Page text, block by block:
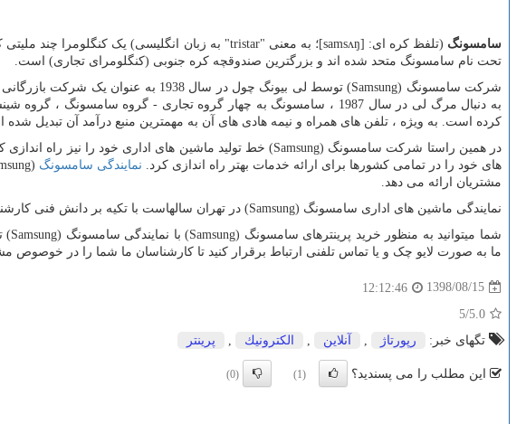
سامسونگ (تلفظ کره ای: [samsʌŋ]؛ به معنی "tristar" به زبان انگلیسی) یک کنگلومرا چند
تحت نام سامسونگ متحد شده اند و بزرگترین صندوقچه کره جنوبی (کنگلومرای تجاری) است.
شرکت سامسونگ (Samsung
کرده است. به ویژه ، تلفن های همراه و نیمه هادی های آن به مهمترین منبع درآمد آن تبدیل شده اند. سامسونگ از سال 2017 دارای
در همین راستا شرکت سامسونگ (Samsung) خط تولید ماشین های اداری خود را نیز راه
های خود را در تمامی کشورها برای ارائه خدمات بهتر راه اندازی کرد. نمایندگی سامسونگ (
مشتریان ارائه می دهد.
نمایندگی ماشین های اداری سامسونگ (Samsung) در تهران سالهاست با تکیه بر دانش فنی
ما به صورت لایو چک و یا تماس تلفنی ارتباط برقرار کنید تا کارشناسان ما شما را در خوصوص
1398/08/15
12:12:46
5.0
/5
تگهای خبر:
رپورتاژ , آنلاین , الكترونیك , پرینتر
این مطلب را می پسندید؟ (1)
(0)